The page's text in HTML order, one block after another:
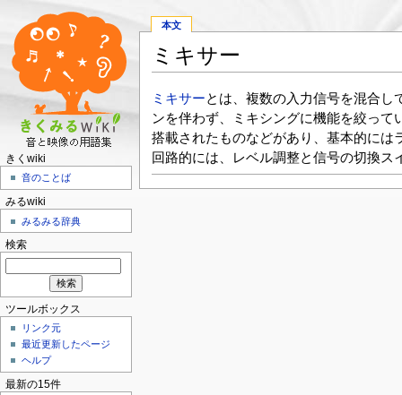
きくwiki
音のことば
みるwiki
みるみる辞典
検索
ツールボックス
リンク元
最近更新したページ
ヘルプ
最新の15件
本文
ミキサー
ミキサーとは、複数の入力信号を混合し
ンを伴わず、ミキシングに機能を絞っ
搭載されたものなどがあり、基本的には
回路的には、レベル調整と信号の切換